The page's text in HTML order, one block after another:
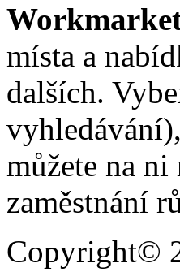
místa a
dalších.
můžete na ni
zaměstnání
Copyright©